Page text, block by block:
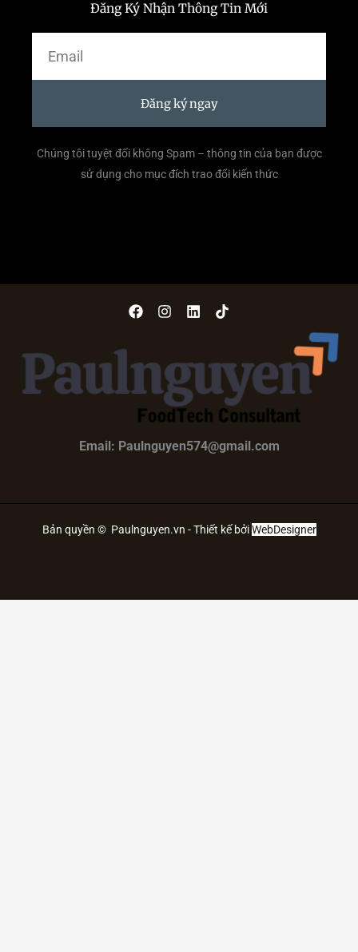
Đăng Ký Nhận Thông Tin Mới
Đăng ký ngay
Chúng tôi tuyệt đối không Spam – thông tin của bạn được
sử dụng cho mục đích trao đổi kiến thức
Email: Paulnguyen574@gmail.com
Bản quyền © Paulnguyen.vn - Thiết kế bởiWebDesigner